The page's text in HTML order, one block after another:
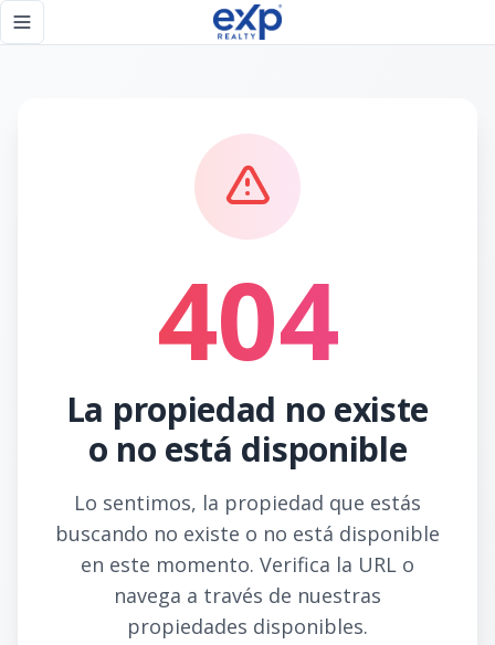
Toggle navigation menu
404
La propiedad no existe
o no está disponible
Lo sentimos, la propiedad que estás
buscando no existe o no está disponible
en este momento. Verifica la URL o
navega a través de nuestras
propiedades disponibles.
Página no encontrada - eXp Realty República Dominicana